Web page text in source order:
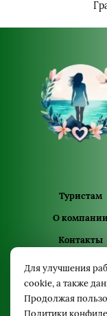
Для улучшения
cookie, а также
Продолжая
Политики
Туристам
О
Контакты